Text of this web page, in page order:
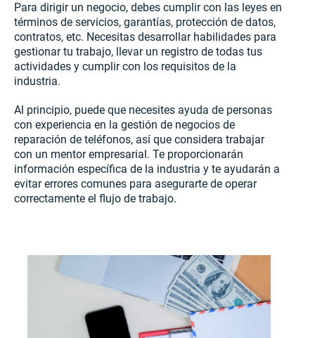
Para dirigir un negocio, debes cumplir con las leyes en
términos de servicios, garantías, protección de datos,
contratos, etc. Necesitas desarrollar habilidades para
gestionar tu trabajo, llevar un registro de todas tus
actividades y cumplir con los requisitos de la
industria.
Al principio, puede que necesites ayuda de personas
con experiencia en la gestión de negocios de
reparación de teléfonos, así que considera trabajar
con un mentor empresarial. Te proporcionarán
información específica de la industria y te ayudarán a
evitar errores comunes para asegurarte de operar
correctamente el flujo de trabajo.